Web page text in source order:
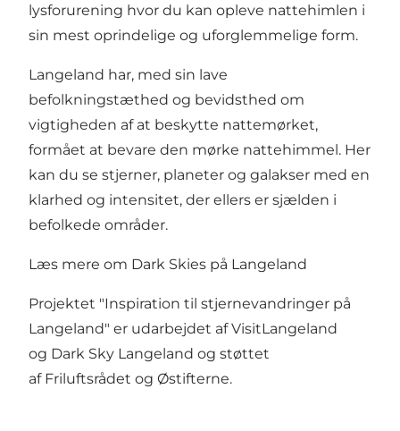
lysforurening hvor du kan opleve nattehimlen i
sin mest oprindelige og uforglemmelige form.
Langeland har, med sin lave
befolkningstæthed og bevidsthed om
vigtigheden af at beskytte nattemørket,
formået at bevare den mørke nattehimmel. Her
kan du se stjerner, planeter og galakser med en
klarhed og intensitet, der ellers er sjælden i
befolkede områder.
Læs mere om Dark Skies på Langeland
Projektet "Inspiration til stjernevandringer på
Langeland" er udarbejdet af VisitLangeland
og Dark Sky Langeland og støttet
af Friluftsrådet og Østifterne.